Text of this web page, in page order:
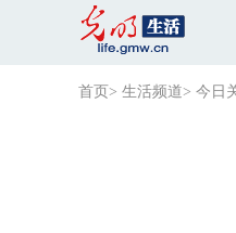
首页 > 生活频道> 今日